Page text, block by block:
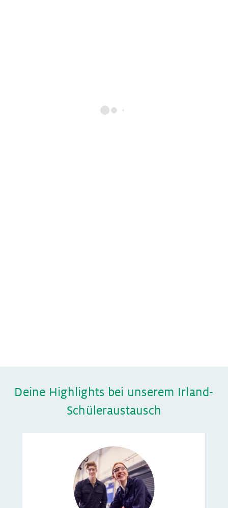
Deine Highlights bei unserem Irland-
Schüleraustausch